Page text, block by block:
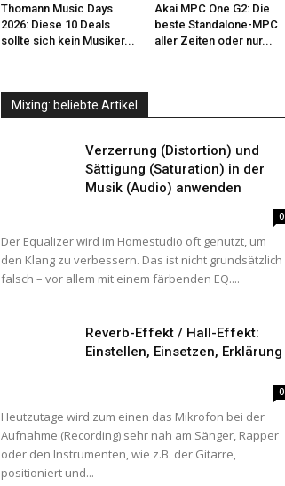
Thomann Music Days
2026: Diese 10 Deals
sollte sich kein Musiker...
Akai MPC One G2: Die
beste Standalone-MPC
aller Zeiten oder nur...
Mixing: beliebte Artikel
Verzerrung (Distortion) und
Sättigung (Saturation) in der
Musik (Audio) anwenden
0
Der Equalizer wird im Homestudio oft genutzt, um
den Klang zu verbessern. Das ist nicht grundsätzlich
falsch – vor allem mit einem färbenden EQ....
Reverb-Effekt / Hall-Effekt:
Einstellen, Einsetzen, Erklärung
0
Heutzutage wird zum einen das Mikrofon bei der
Aufnahme (Recording) sehr nah am Sänger, Rapper
oder den Instrumenten, wie z.B. der Gitarre,
positioniert und...